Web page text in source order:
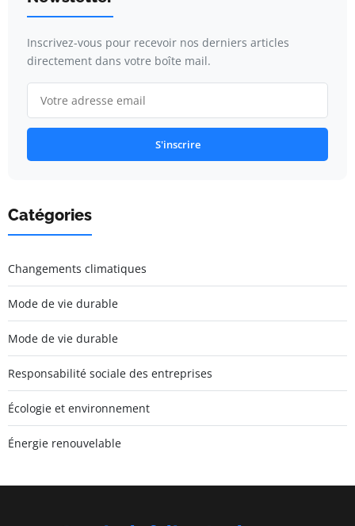
Inscrivez-vous pour recevoir nos derniers articles
directement dans votre boîte mail.
S'inscrire
Catégories
Changements climatiques
Mode de vie durable
Mode de vie durable
Responsabilité sociale des entreprises
Écologie et environnement
Énergie renouvelable